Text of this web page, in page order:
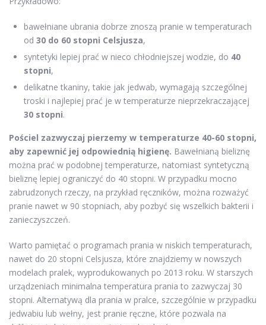
bawełniane ubrania dobrze znoszą pranie w temperaturach
od 30 do 60 stopni Celsjusza,
syntetyki lepiej prać w nieco chłodniejszej wodzie, do 40
stopni,
delikatne tkaniny, takie jak jedwab, wymagają szczególnej
troski i najlepiej prać je w temperaturze nieprzekraczającej
30 stopni.
Pościel zazwyczaj pierzemy w temperaturze 40-60 stopni,
aby zapewnić jej odpowiednią higienę. Bawełnianą bieliznę
można prać w podobnej temperaturze, natomiast syntetyczną
bieliznę lepiej ograniczyć do 40 stopni. W przypadku mocno
zabrudzonych rzeczy, na przykład ręczników, można rozważyć
pranie nawet w 90 stopniach, aby pozbyć się wszelkich bakterii i
zanieczyszczeń.
Warto pamiętać o programach prania w niskich temperaturach,
nawet do 20 stopni Celsjusza, które znajdziemy w nowszych
modelach pralek, wyprodukowanych po 2013 roku. W starszych
urządzeniach minimalna temperatura prania to zazwyczaj 30
stopni. Alternatywą dla prania w pralce, szczególnie w przypadku
jedwabiu lub wełny, jest pranie ręczne, które pozwala na